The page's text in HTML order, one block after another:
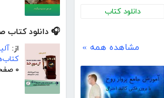
🎧 دانلود
از:
۰ صفحه
دانلود کتاب
مشاهده همه »